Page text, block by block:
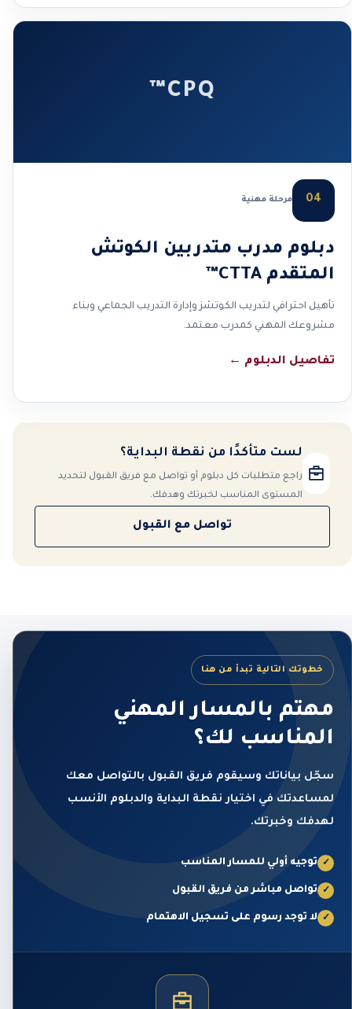
CPQ™
04 مرحلة مهنية
دبلوم مدرب متدربين الكوتش
المتقدم CTTA™
تأهيل احترافي لتدريب الكوتشز وإدارة التدريب الجماعي وبناء
مشروعك المهني كمدرب معتمد.
تفاصيل الدبلوم ←
لست متأكدًا من نقطة البداية؟
راجع متطلبات كل دبلوم أو تواصل مع فريق القبول لتحديد
المستوى المناسب لخبرتك وهدفك.
تواصل مع القبول
خطوتك التالية تبدأ من هنا
مهتم بالمسار المهني
المناسب لك؟
سجّل بياناتك وسيقوم فريق القبول بالتواصل معك
لمساعدتك في اختيار نقطة البداية والدبلوم الأنسب
لهدفك وخبرتك.
✓ توجيه أولي للمسار المناسب
✓ تواصل مباشر من فريق القبول
✓ لا توجد رسوم على تسجيل الاهتمام